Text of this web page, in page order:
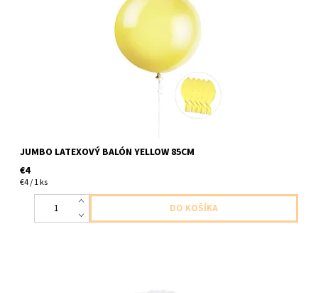
jumbo latexovy balon zlta 1ks v baleni velkost 85cm dodavame
JUMBO LATEXOVÝ BALÓN YELLOW 85CM
€4
€4 / 1 ks